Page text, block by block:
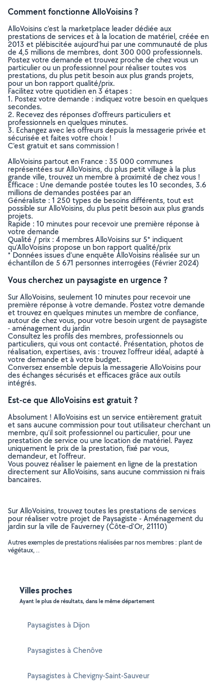
Comment fonctionne AlloVoisins ?
AlloVoisins c’est la marketplace leader dédiée aux
prestations de services et à la location de matériel, créée en
2013 et plébiscitée aujourd’hui par une communauté de plus
de 4,5 millions de membres, dont 300 000 professionnels.
Postez votre demande et trouvez proche de chez vous un
particulier ou un professionnel pour réaliser toutes vos
prestations, du plus petit besoin aux plus grands projets,
pour un bon rapport qualité/prix.
Facilitez votre quotidien en 3 étapes :
1. Postez votre demande : indiquez votre besoin en quelques
secondes.
2. Recevez des réponses d’offreurs particuliers et
professionnels en quelques minutes.
3. Echangez avec les offreurs depuis la messagerie privée et
sécurisée et faites votre choix !
C’est gratuit et sans commission !
AlloVoisins partout en France : 35 000 communes
représentées sur AlloVoisins, du plus petit village à la plus
grande ville, trouvez un membre à proximité de chez vous !
Efficace : Une demande postée toutes les 10 secondes, 3.6
millions de demandes postées par an
Généraliste : 1 250 types de besoins différents, tout est
possible sur AlloVoisins, du plus petit besoin aux plus grands
projets.
Rapide : 10 minutes pour recevoir une première réponse à
votre demande
Qualité / prix : 4 membres AlloVoisins sur 5* indiquent
qu’AlloVoisins propose un bon rapport qualité/prix
* Données issues d’une enquête AlloVoisins réalisée sur un
échantillon de 5 671 personnes interrogées (Février 2024)
Vous cherchez un paysagiste en urgence ?
Sur AlloVoisins, seulement 10 minutes pour recevoir une
première réponse à votre demande. Postez votre demande
et trouvez en quelques minutes un membre de confiance,
autour de chez vous, pour votre besoin urgent de paysagiste
- aménagement du jardin
Consultez les profils des membres, professionnels ou
particuliers, qui vous ont contacté. Présentation, photos de
réalisation, expertises, avis : trouvez l'offreur idéal, adapté à
votre demande et à votre budget.
Conversez ensemble depuis la messagerie AlloVoisins pour
des échanges sécurisés et efficaces grâce aux outils
intégrés.
Est-ce que AlloVoisins est gratuit ?
Absolument ! AlloVoisins est un service entièrement gratuit
et sans aucune commission pour tout utilisateur cherchant un
membre, qu’il soit professionnel ou particulier, pour une
prestation de service ou une location de matériel. Payez
uniquement le prix de la prestation, fixé par vous,
demandeur, et l’offreur.
Vous pouvez réaliser le paiement en ligne de la prestation
directement sur AlloVoisins, sans aucune commission ni frais
bancaires.
Sur AlloVoisins, trouvez toutes les prestations de services
pour réaliser votre projet de Paysagiste - Aménagement du
jardin sur la ville de Fauverney (Côte-d'Or, 21110)
Autres exemples de prestations réalisées par nos membres : plant de
végétaux, ..
Villes proches
Ayant le plus de résultats, dans le même département
Paysagistes à Dijon
Paysagistes à Chenôve
Paysagistes à Chevigny-Saint-Sauveur